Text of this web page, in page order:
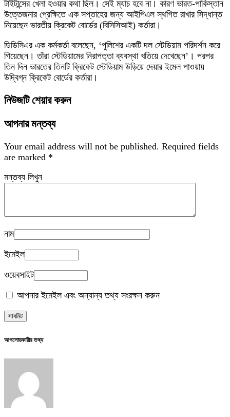
টাইটান্সের খেলা হওয়ার কথা ছিল। সেই ম্যাচ হবে না। কারণ ভারত-পাকিস্তান
উত্তেজনার প্রেক্ষিতে এক সপ্তাহের জন্য আইপিএল স্থগিত রাখার সিদ্ধান্ত
নিয়েছেন ভারতীয় ক্রিকেট বোর্ডের (বিসিসিআই) কর্তারা।
ডিডিসিএর এক কর্মকর্তা বলেছেন, ‘পুলিশের একটি দল স্টেডিয়াম পরিদর্শন করে
গিয়েছেন। তাঁরা স্টেডিয়ামের নিরাপত্তা ব্যবস্থা খতিয়ে দেখেছেন’। পরপর
তিন দিন ভারতের তিনটি ক্রিকেট স্টেডিয়াম উড়িয়ে দেয়ার ইমেল পাওয়ায়
উদ্বিগ্ন ক্রিকেট বোর্ডের কর্তারা।
নিউজটি শেয়ার করুন
আপনার মন্তব্য
Your email address will not be published. Required fields
are marked *
মন্তব্য লিখুন
নাম
ইমেইল
ওয়েবসাইট
আপনার ইমেইল এবং অন্যান্য তথ্য সংরক্ষন করুন
আপলোডকারীর তথ্য